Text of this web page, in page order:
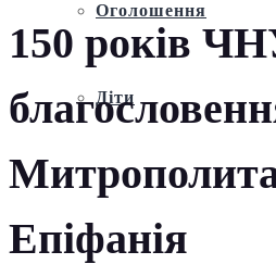
Оголошення
Діти
150 років
Епіфанія